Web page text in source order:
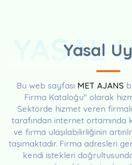
Yasal
YASAL
Bu web sayfası MET AJANS
Firma Kataloğu" olarak
Sektörde hizmet veren
tarafından internet ortamında
ve firma ulaşılabilirliğinin
taşımaktadır. Firma adresleri
kendi istekleri